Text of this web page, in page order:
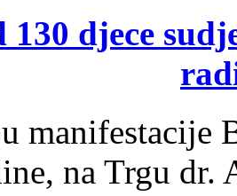
130 djece
manifestacije
na Trgu dr.